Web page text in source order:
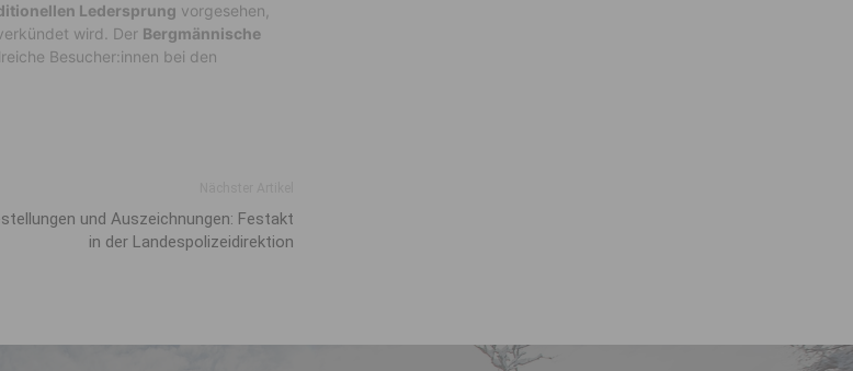
Ledersprung vorgesehen,
wird. Der Bergmännische
Besucher:innen bei den
und Auszeichnungen: Festakt
in der Landespolizeidirektion